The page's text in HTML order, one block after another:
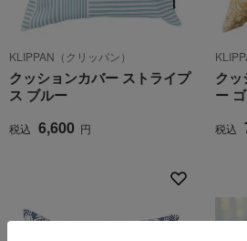
KLIPPAN（クリッパン）
クッションカバー ストライプ
ス ブルー
税込 6,600 円
クッ
ー
税込